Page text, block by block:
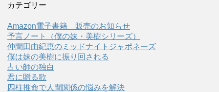
カテゴリー
Amazon電子書籍 販売のお知らせ
予言ノート（僕の妹・美樹シリーズ）
仲間田由紀恵のミッドナイトジャポネーズ
僕は妹の美樹に振り回される
占い師の独白
君に贈る歌
四柱推命で人間関係の悩みを解決